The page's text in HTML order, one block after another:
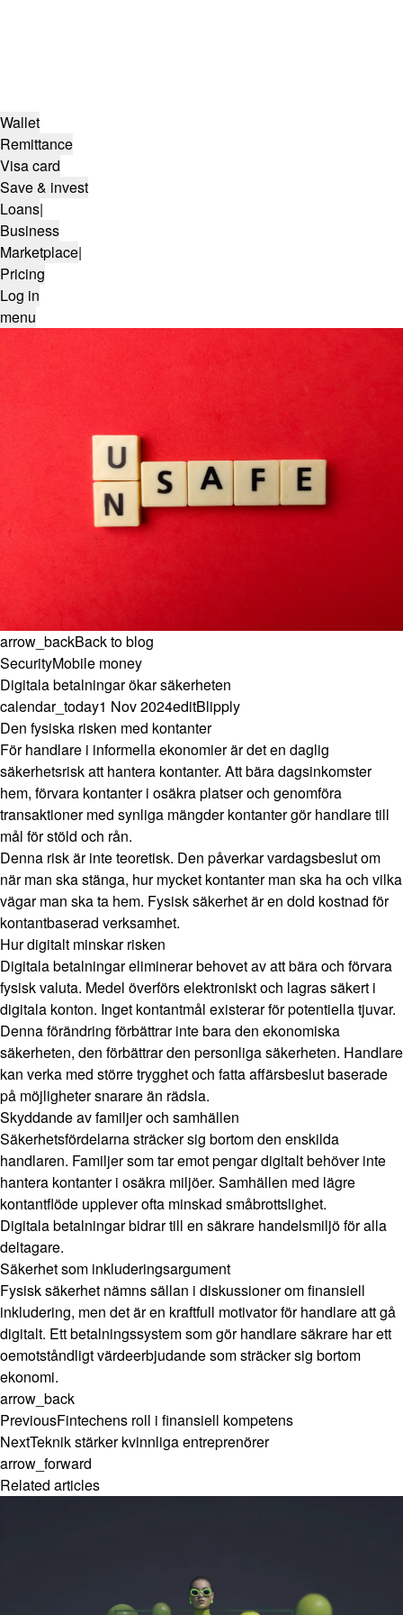
Wallet
Remittance
Visa card
Save & invest
Loans|
Business
Marketplace|
Pricing
Log in
menu
arrow_backBack to blog
SecurityMobile money
Digitala betalningar ökar säkerheten
calendar_today1 Nov 2024editBlipply
Den fysiska risken med kontanter
För handlare i informella ekonomier är det en daglig
säkerhetsrisk att hantera kontanter. Att bära dagsinkomster
hem, förvara kontanter i osäkra platser och genomföra
transaktioner med synliga mängder kontanter gör handlare till
mål för stöld och rån.
Denna risk är inte teoretisk. Den påverkar vardagsbeslut om
när man ska stänga, hur mycket kontanter man ska ha och vilka
vägar man ska ta hem. Fysisk säkerhet är en dold kostnad för
kontantbaserad verksamhet.
Hur digitalt minskar risken
Digitala betalningar eliminerar behovet av att bära och förvara
fysisk valuta. Medel överförs elektroniskt och lagras säkert i
digitala konton. Inget kontantmål existerar för potentiella tjuvar.
Denna förändring förbättrar inte bara den ekonomiska
säkerheten, den förbättrar den personliga säkerheten. Handlare
kan verka med större trygghet och fatta affärsbeslut baserade
på möjligheter snarare än rädsla.
Skyddande av familjer och samhällen
Säkerhetsfördelarna sträcker sig bortom den enskilda
handlaren. Familjer som tar emot pengar digitalt behöver inte
hantera kontanter i osäkra miljöer. Samhällen med lägre
kontantflöde upplever ofta minskad småbrottslighet.
Digitala betalningar bidrar till en säkrare handelsmiljö för alla
deltagare.
Säkerhet som inkluderingsargument
Fysisk säkerhet nämns sällan i diskussioner om finansiell
inkludering, men det är en kraftfull motivator för handlare att gå
digitalt. Ett betalningssystem som gör handlare säkrare har ett
oemotståndligt värdeerbjudande som sträcker sig bortom
ekonomi.
arrow_back
PreviousFintechens roll i finansiell kompetens
NextTeknik stärker kvinnliga entreprenörer
arrow_forward
Related articles